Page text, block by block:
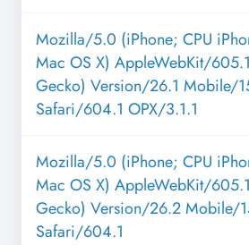
Mozilla/5.0 (iPhone; CPU
Mac OS X) AppleWebKit/
Gecko) Version/26.1 Mobile/
Safari/604.1 OPX/3.1.1
Mozilla/5.0 (iPhone; CPU
Mac OS X) AppleWebKit/
Gecko) Version/26.2 Mobile/
Safari/604.1